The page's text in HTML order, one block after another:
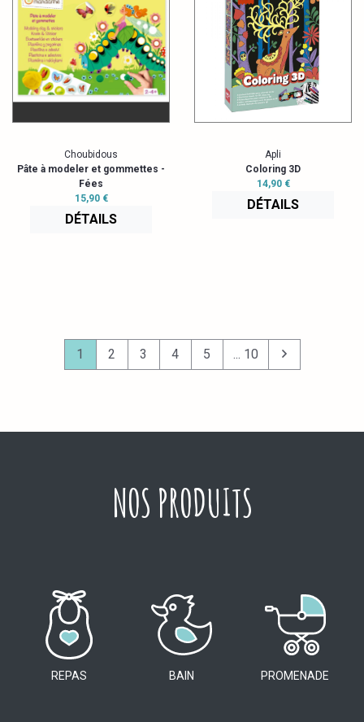
Choubidous
Pâte à modeler et gommettes -
Fées
15,90 €
DÉTAILS
Apli
Coloring 3D
14,90 €
DÉTAILS
1 2 3 4 5 ... 10
NOS PRODUITS
REPAS BAIN PROMENADE